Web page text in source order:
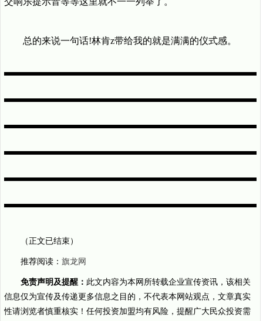
总的来说一句话!林肯z带给我的就是满满的仪式感。
（正文已结束）
推荐阅读： 旗龙网
免责声明及提醒： 此文内容为本网所转载企业宣传资讯，该相关
信息仅为宣传及传递更多信息之目的，不代表本网站观点，文章真实
性请浏览者慎重核实！任何投资加盟均有风险，提醒广大民众投资需